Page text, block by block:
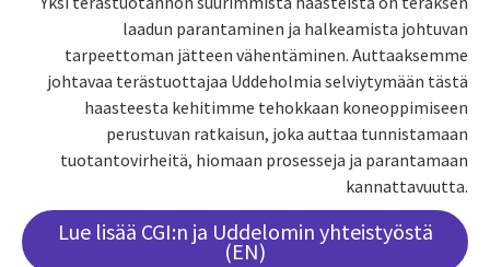
laadun parantaminen ja halkeamista johtuvan
tarpeettoman jätteen vähentäminen. Auttaaksemme
johtavaa terästuottajaa Uddeholmia selviytymään tästä
haasteesta kehitimme tehokkaan koneoppimiseen
perustuvan ratkaisun, joka auttaa tunnistamaan
tuotantovirheitä, hiomaan prosesseja ja parantamaan
kannattavuutta.
Lue lisää CGI:n ja Uddelomin yhteistyöstä
(EN)